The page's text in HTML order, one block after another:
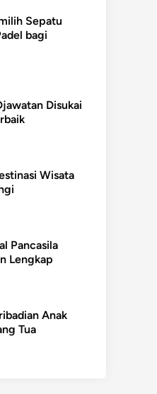
Sepatu
bagi
Disukai
Wisata
Pancasila
Lengkap
Anak
Tua